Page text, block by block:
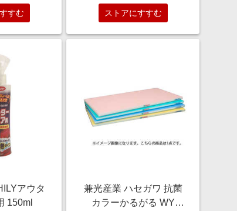
すむ ストアにすすむ
アウタ
150ml
兼光産業 ハセガワ 抗菌
カラーかるがる WY